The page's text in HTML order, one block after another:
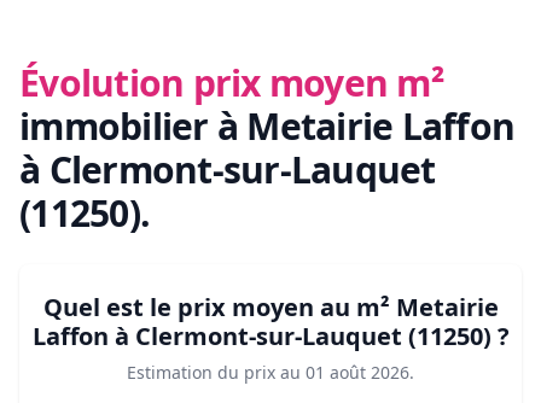
Évolution prix moyen m²
immobilier à Metairie Laffon
à Clermont-sur-Lauquet
(11250).
Quel est le prix moyen au m² Metairie
Laffon à Clermont-sur-Lauquet (11250) ?
Estimation du prix au 01 août 2026.